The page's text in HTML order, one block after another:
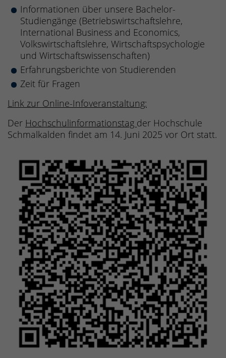
Informationen über unsere Bachelor-
Studiengänge (Betriebswirtschaftslehre,
International Business and Economics,
Volkswirtschaftslehre, Wirtschaftspsychologie
und Wirtschaftswissenschaften)
Erfahrungsberichte von Studierenden
Zeit für Fragen
Link zur Online-Infoveranstaltung:
Der Hochschulinformationstag der Hochschule
Schmalkalden findet am 14. Juni 2025 vor Ort statt.